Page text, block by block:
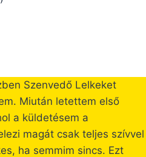
Szenvedő Lelkeket
Miután letettem első
a küldetésem a
magát csak teljes szívvel
ha semmim sincs. Ezt